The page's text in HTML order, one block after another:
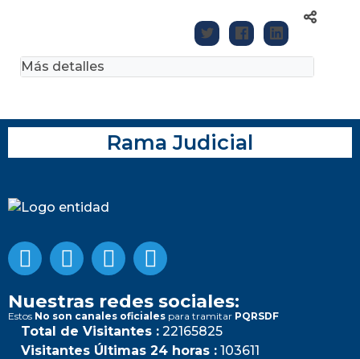
Más detalles
Rama Judicial
Nuestras redes sociales:
Estos No son canales oficiales para tramitar PQRSDF
Total de Visitantes : 22165825
Visitantes Últimas 24 horas : 103611